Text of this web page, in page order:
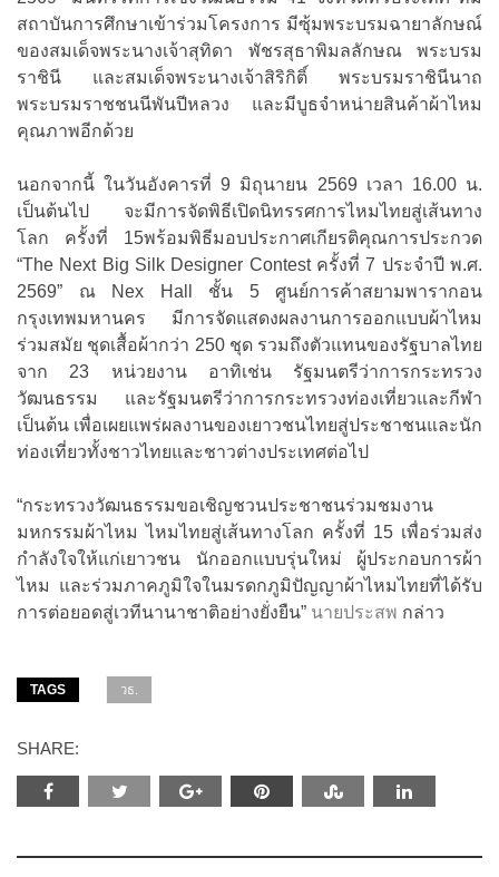
สถาบันการศึกษาเข้าร่วมโครงการ มีซุ้มพระบรมฉายาลักษณ์
ของสมเด็จพระนางเจ้าสุทิดา พัชรสุธาพิมลลักษณ พระบรม
ราชินี และสมเด็จพระนางเจ้าสิริกิติ์ พระบรมราชินีนาถ
พระบรมราชชนนีพันปีหลวง และมีบูธจำหน่ายสินค้าผ้าไหม
คุณภาพอีกด้วย
นอกจากนี้ ในวันอังคารที่ 9 มิถุนายน 2569 เวลา 16.00 น.
เป็นต้นไป จะมีการจัดพิธีเปิดนิทรรศการไหมไทยสู่เส้นทาง
โลก ครั้งที่ 15พร้อมพิธีมอบประกาศเกียรติคุณการประกวด
“The Next Big Silk Designer Contest ครั้งที่ 7 ประจำปี พ.ศ.
2569” ณ Nex Hall ชั้น 5 ศูนย์การค้าสยามพารากอน
กรุงเทพมหานคร มีการจัดแสดงผลงานการออกแบบผ้าไหม
ร่วมสมัย ชุดเสื้อผ้ากว่า 250 ชุด รวมถึงตัวแทนของรัฐบาลไทย
จาก 23 หน่วยงาน อาทิเช่น รัฐมนตรีว่าการกระทรวง
วัฒนธรรม และรัฐมนตรีว่าการกระทรวงท่องเที่ยวและกีฬา
เป็นต้น เพื่อเผยแพร่ผลงานของเยาวชนไทยสู่ประชาชนและนัก
ท่องเที่ยวทั้งชาวไทยและชาวต่างประเทศต่อไป
“กระทรวงวัฒนธรรมขอเชิญชวนประชาชนร่วมชมงาน
มหกรรมผ้าไหม ไหมไทยสู่เส้นทางโลก ครั้งที่ 15 เพื่อร่วมส่ง
กำลังใจให้แก่เยาวชน นักออกแบบรุ่นใหม่ ผู้ประกอบการผ้า
ไหม และร่วมภาคภูมิใจในมรดกภูมิปัญญาผ้าไหมไทยที่ได้รับ
การต่อยอดสู่เวทีนานาชาติอย่างยั่งยืน” นายประสพ กล่าว
TAGS วธ.
SHARE: